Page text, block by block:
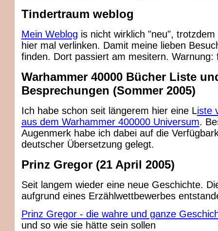
Tindertraum weblog
Mein Weblog is nicht wirklich "neu", trotzdem
hier mal verlinken. Damit meine lieben
finden. Dort passiert am mesitern. Warnung:
Warhammer 40000 Bücher Liste
Besprechungen (Sommer 2005)
Ich habe schon seit längerem hier eine Liste
aus dem Warhammer 400000 Universum.
Augenmerk habe ich dabei auf die
deutscher Übersetzung gelegt.
Prinz Gregor (21 April 2005)
Seit langem wieder eine neue Geschichte.
aufgrund eines Erzählwettbewerbes
Prinz Gregor - die wahre und ganze
und so wie sie hätte sein sollen